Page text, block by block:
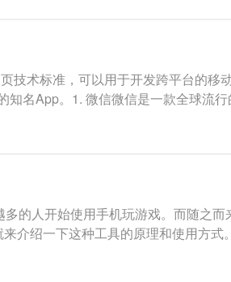
技术标准，可以用于开发跨平台的
知名App。1. 微信微信是一款全球流
的人开始使用手机玩游戏。而随之
介绍一下这种工具的原理和使用方